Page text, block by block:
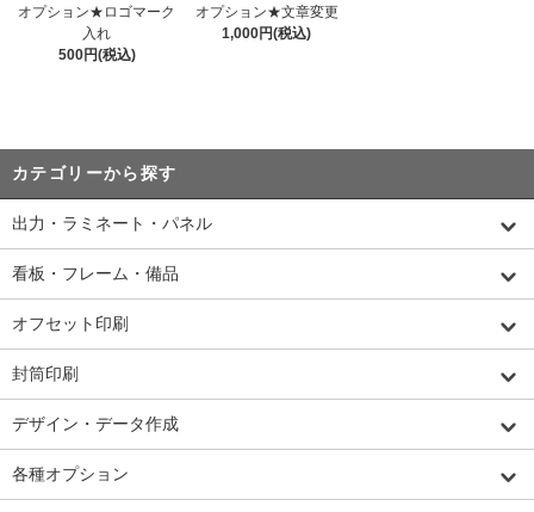
オプション★ロゴマーク
入れ
500円(税込)
オプション★文章変更
1,000円(税込)
カテゴリーから探す
出力・ラミネート・パネル
看板・フレーム・備品
オフセット印刷
封筒印刷
デザイン・データ作成
各種オプション